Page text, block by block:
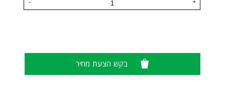
+
-
בקש הצעת מחיר